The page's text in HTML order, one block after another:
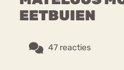
EETBUIEN
47 reacties